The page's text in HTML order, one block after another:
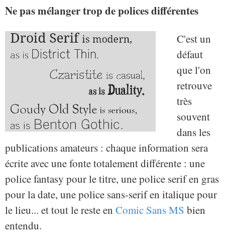
Ne pas mélanger trop de polices différentes
C'est un
défaut
que l'on
retrouve
très
souvent
dans les
publications amateurs : chaque information sera
écrite avec une fonte totalement différente : une
police fantasy pour le titre, une police serif en gras
pour la date, une police sans-serif en italique pour
le lieu... et tout le reste en Comic Sans MS bien
entendu.